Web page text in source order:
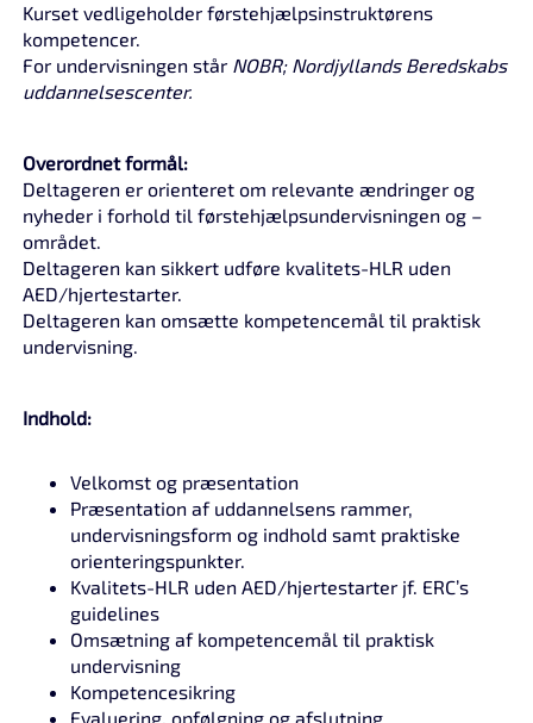
Kurset vedligeholder førstehjælpsinstruktørens
kompetencer.
For undervisningen står NOBR; Nordjyllands Beredskabs
uddannelsescenter.
Overordnet formål:
Deltageren er orienteret om relevante ændringer og
nyheder i forhold til førstehjælpsundervisningen og –
området.
Deltageren kan sikkert udføre kvalitets-HLR uden
AED/hjertestarter.
Deltageren kan omsætte kompetencemål til praktisk
undervisning.
Indhold:
Velkomst og præsentation
Præsentation af uddannelsens rammer,
undervisningsform og indhold samt praktiske
orienteringspunkter.
Kvalitets-HLR uden AED/hjertestarter jf. ERC’s
guidelines
Omsætning af kompetencemål til praktisk
undervisning
Kompetencesikring
Evaluering, opfølgning og afslutning